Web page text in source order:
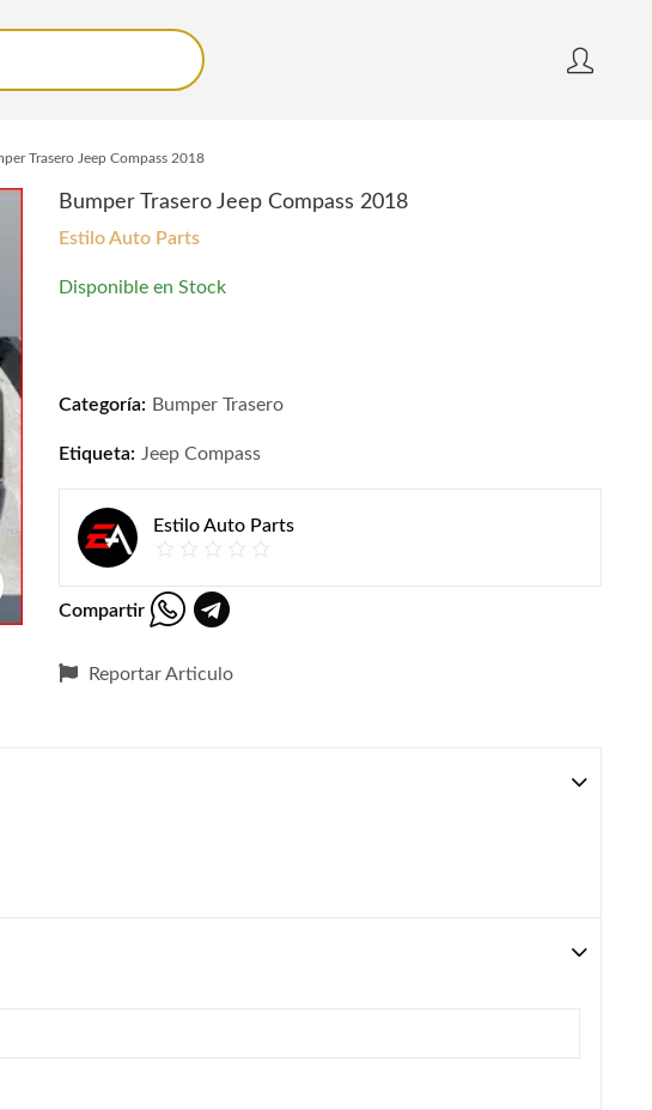
Trasero Jeep Compass 2018
Bumper Trasero Jeep Compass 2018
Estilo Auto Parts
Disponible en Stock
Categoría: Bumper Trasero
Etiqueta: Jeep Compass
Estilo Auto Parts
Compartir
Reportar Articulo